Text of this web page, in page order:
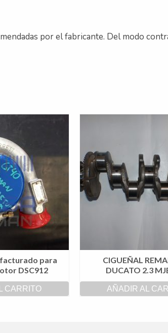
por el fabricante. Del modo
para
DSC912
CARRITO
CIGUEÑAL
DUCATO 2.3
AÑADIR AL